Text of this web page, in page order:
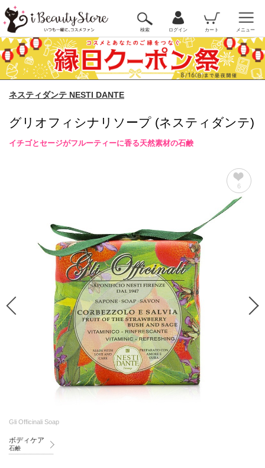
検索 ログイン カート メニュー
ネスティダンテ NESTI DANTE
グリオフィシナリソープ (ネスティダンテ)
イチゴとセージがフルーティーに香る天然素材の石鹸
6
Gli Officinali Soap
ボディケア
石鹸